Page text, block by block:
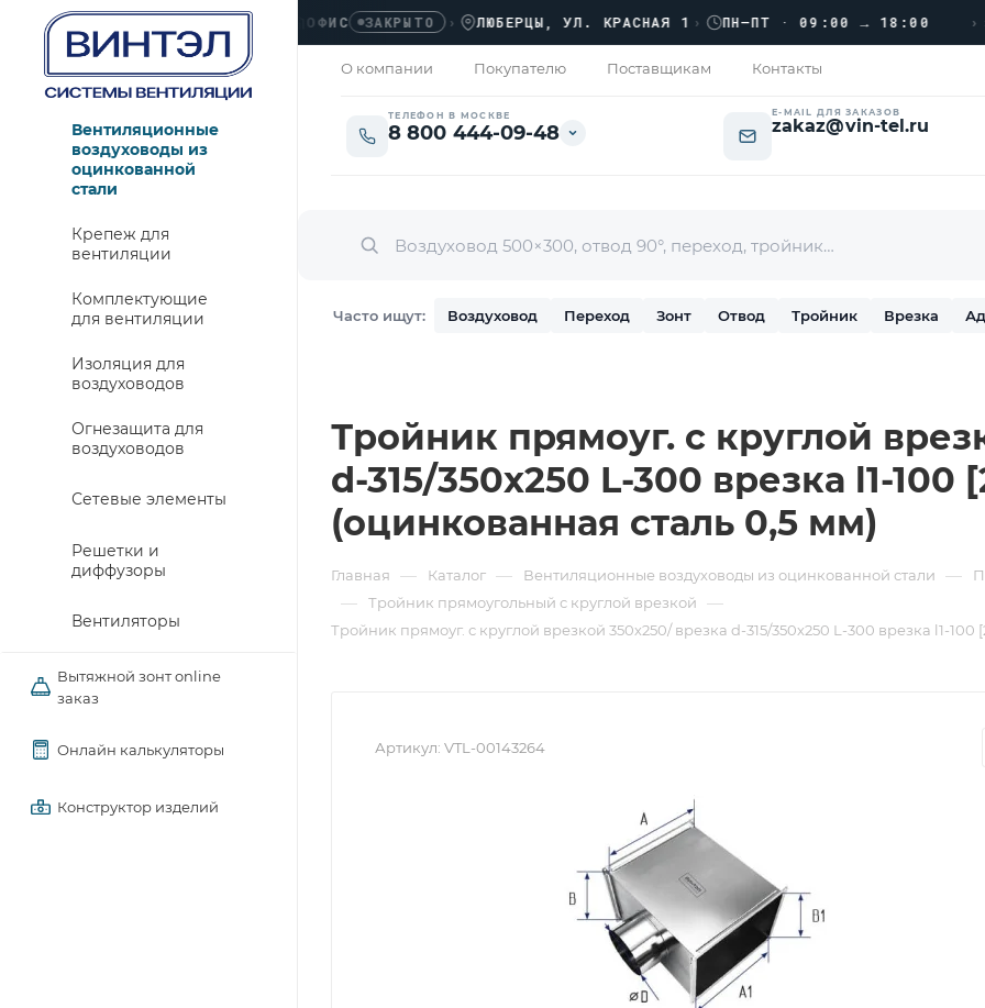
ЗАКРЫТО › ЛЮБЕРЦЫ, УЛ. КРАСНАЯ 1› ПН–ПТ · 09:00 → 18:00 ›››
О компании Покупателю Поставщикам Контакты
ТЕЛЕФОН В МОСКВЕ
8 800 444-09-48
E-MAIL ДЛЯ ЗАКАЗОВ
zakaz@vin-tel.ru
Часто ищут: Воздуховод Переход Зонт Отвод Тройник Врезка
Вентиляционные
воздуховоды из
оцинкованной
стали
Крепеж для
вентиляции
Комплектующие
для вентиляции
Изоляция для
воздуховодов
Огнезащита для
воздуховодов
Сетевые элементы
Решетки и
диффузоры
Вентиляторы
Вытяжной зонт online
заказ
Онлайн калькуляторы
Конструктор изделий
Тройник прямоуг. с круглой
d-315/350х250 L-300 врезка l1-100
(оцинкованная сталь 0,5 мм)
Главная — Каталог — Вентиляционные воздуховоды из оцинкованной стали —
— Тройник прямоугольный с круглой врезкой —
Тройник прямоуг. с круглой врезкой 350х250/ врезка d-315/350х250 L-300 врезка l1-
Артикул: VTL-00143264